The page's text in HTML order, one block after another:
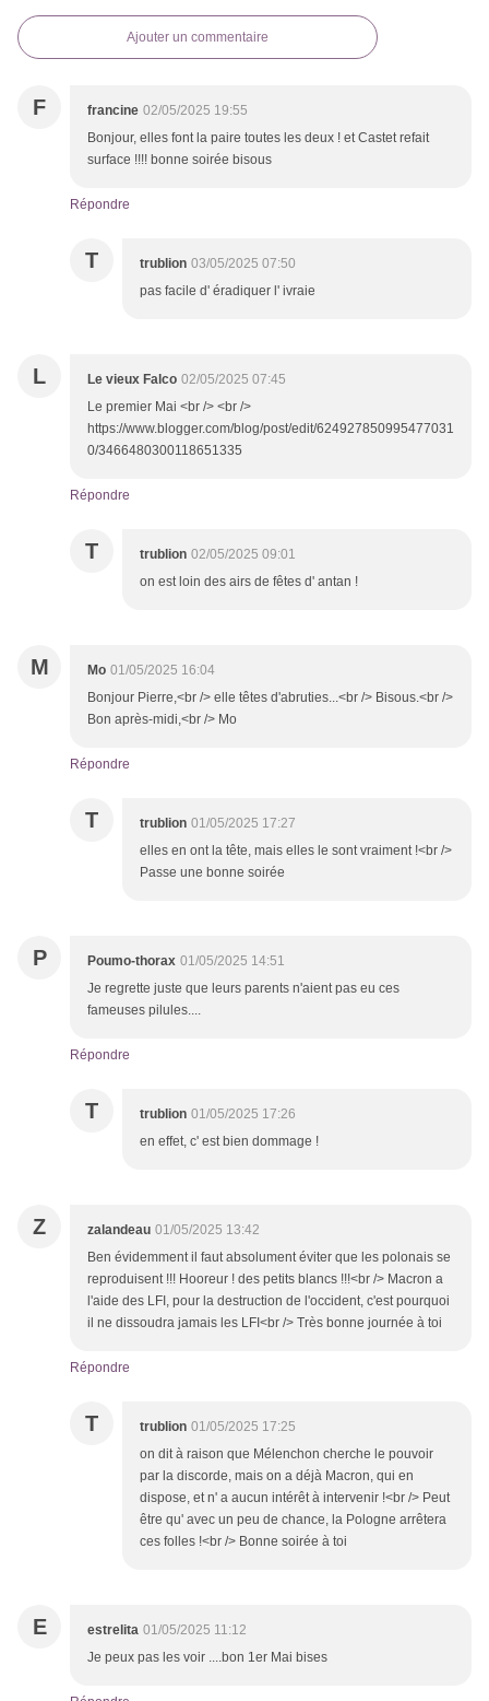
Ajouter un commentaire
F francine 02/05/2025 19:55
Bonjour, elles font la paire toutes les deux ! et Castet refait
surface !!!! bonne soirée bisous
Répondre
T trublion 03/05/2025 07:50
pas facile d' éradiquer l' ivraie
L Le vieux Falco 02/05/2025 07:45
Le premier Mai <br /> <br />
https://www.blogger.com/blog/post/edit/624927850995477031
0/3466480300118651335
Répondre
T trublion 02/05/2025 09:01
on est loin des airs de fêtes d' antan !
M Mo 01/05/2025 16:04
Bonjour Pierre,<br /> elle têtes d'abruties...<br /> Bisous.<br />
Bon après-midi,<br /> Mo
Répondre
T trublion 01/05/2025 17:27
elles en ont la tête, mais elles le sont vraiment !<br />
Passe une bonne soirée
P Poumo-thorax 01/05/2025 14:51
Je regrette juste que leurs parents n'aient pas eu ces
fameuses pilules....
Répondre
T trublion 01/05/2025 17:26
en effet, c' est bien dommage !
Z zalandeau 01/05/2025 13:42
Ben évidemment il faut absolument éviter que les polonais se
reproduisent !!! Hooreur ! des petits blancs !!!<br /> Macron a
l'aide des LFI, pour la destruction de l'occident, c'est pourquoi
il ne dissoudra jamais les LFI<br /> Très bonne journée à toi
Répondre
T trublion 01/05/2025 17:25
on dit à raison que Mélenchon cherche le pouvoir
par la discorde, mais on a déjà Macron, qui en
dispose, et n' a aucun intérêt à intervenir !<br /> Peut
être qu' avec un peu de chance, la Pologne arrêtera
ces folles !<br /> Bonne soirée à toi
E estrelita 01/05/2025 11:12
Je peux pas les voir ....bon 1er Mai bises